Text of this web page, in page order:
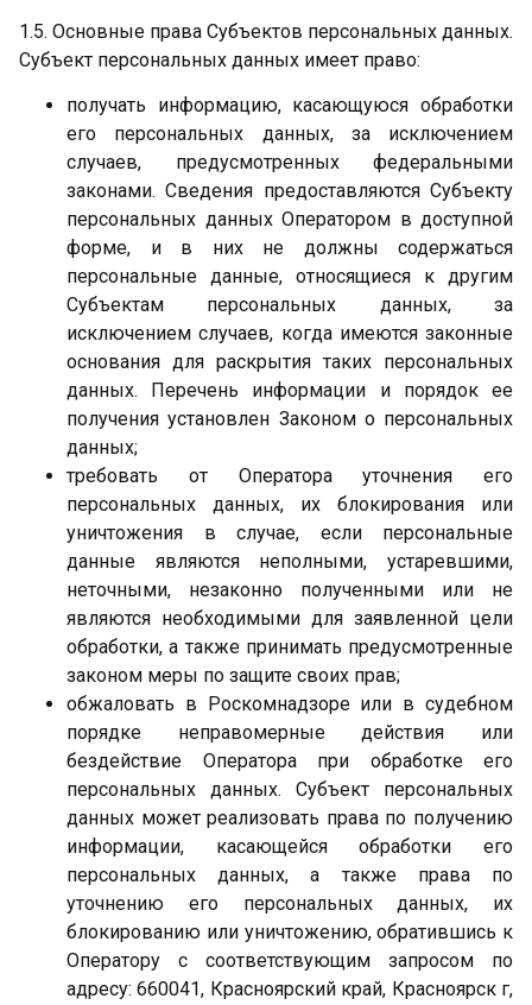
1.5. Основные права Субъектов персональных данных.
Субъект персональных данных имеет право:
получать информацию, касающуюся обработки
его персональных данных, за исключением
случаев, предусмотренных федеральными
законами. Сведения предоставляются Субъекту
персональных данных Оператором в доступной
форме, и в них не должны содержаться
персональные данные, относящиеся к другим
Субъектам персональных данных, за
исключением случаев, когда имеются законные
основания для раскрытия таких персональных
данных. Перечень информации и порядок ее
получения установлен Законом о персональных
данных;
требовать от Оператора уточнения его
персональных данных, их блокирования или
уничтожения в случае, если персональные
данные являются неполными, устаревшими,
неточными, незаконно полученными или не
являются необходимыми для заявленной цели
обработки, а также принимать предусмотренные
законом меры по защите своих прав;
обжаловать в Роскомнадзоре или в судебном
порядке неправомерные действия или
бездействие Оператора при обработке его
персональных данных. Субъект персональных
данных может реализовать права по получению
информации, касающейся обработки его
персональных данных, а также права по
уточнению его персональных данных, их
блокированию или уничтожению, обратившись к
Оператору с соответствующим запросом по
адресу: 660041, Красноярский край, Красноярск г,